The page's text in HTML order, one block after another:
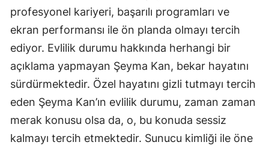
profesyonel kariyeri, başarılı programları ve
ekran performansı ile ön planda olmayı tercih
ediyor. Evlilik durumu hakkında herhangi bir
açıklama yapmayan Şeyma Kan, bekar hayatını
sürdürmektedir. Özel hayatını gizli tutmayı tercih
eden Şeyma Kan’ın evlilik durumu, zaman zaman
merak konusu olsa da, o, bu konuda sessiz
kalmayı tercih etmektedir. Sunucu kimliği ile öne